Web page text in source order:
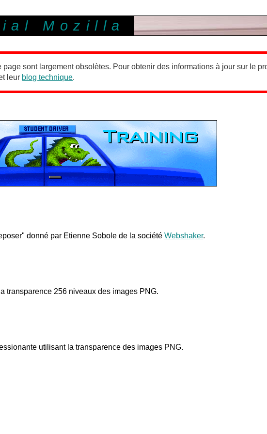
Mozilla
page sont largement obsolètes. Pour obtenir des informations à jour sur le
leur blog technique.
donné par Etienne Sobole de la sociétéWebshaker.
transparence 256 niveaux des images PNG.
utilisant la transparence des images PNG.